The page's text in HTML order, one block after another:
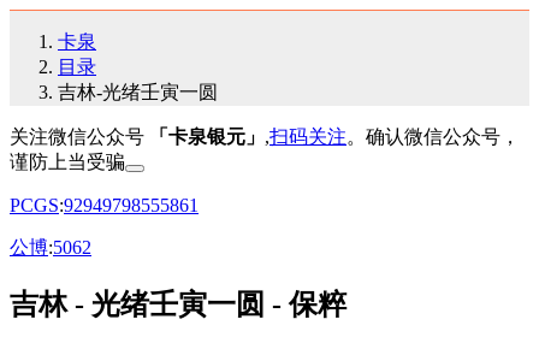
卡泉
目录
吉林-光绪壬寅一圆
关注微信公众号 「卡泉银元」 ,扫码关注。确认微信公众号，
谨防上当受骗
PCGS:92949798555861
公博:5062
吉林 - 光绪壬寅一圆 - 保粹